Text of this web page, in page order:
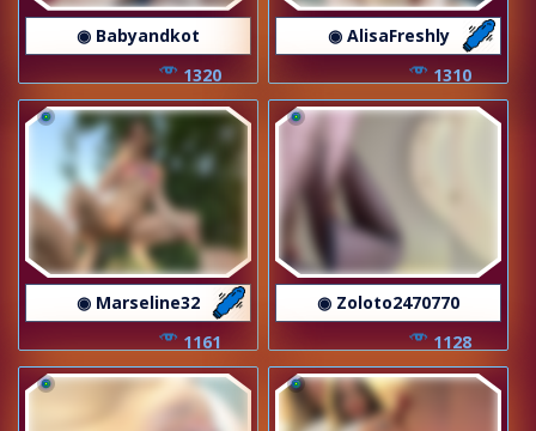
◉ Babyandkot
1320
◉ AlisaFreshly
1310
◉ Marseline32
1161
◉ Zoloto2470770
1128